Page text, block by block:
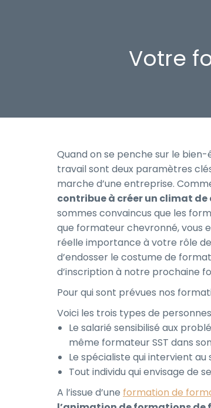
Votre
Quand on se penche sur le
travail sont deux paramètres
marche d’une entreprise.
contribue à créer un climat
sommes convaincus que les
que formateur chevronné, vous
réelle importance à votre rôle
d’endosser le costume de
d’inscription à notre prochaine
Pour qui sont prévues nos
Voici les trois types de
Le salarié sensibilisé aux
même formateur SST dans
Le spécialiste qui intervient
Tout individu qui envisage de
A l’issue d’une formation de